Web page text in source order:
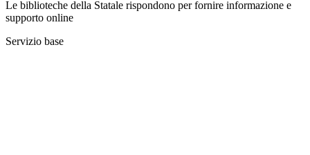
Le biblioteche della Statale rispondono per fornire informazione e
supporto online
Servizio base